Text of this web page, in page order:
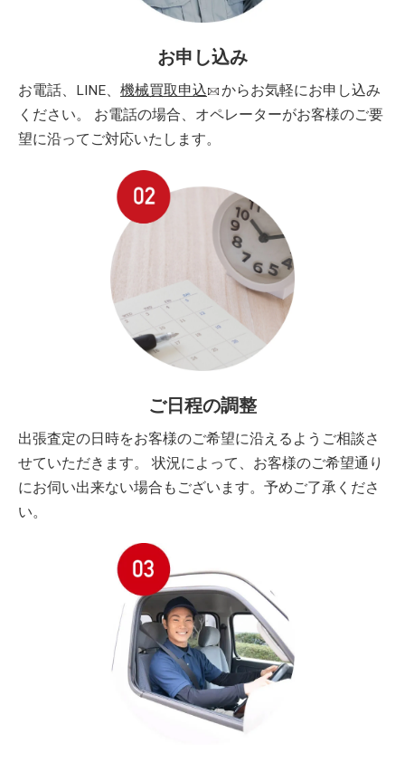
お申し込み
お電話、LINE、 機械買取申込
からお気軽にお申し込み
ください。 お電話の場合、オペレーターがお客様のご要
望に沿ってご対応いたします。
ご日程の調整
出張査定の日時をお客様のご希望に沿えるようご相談さ
せていただきます。 状況によって、お客様のご希望通り
にお伺い出来ない場合もございます。予めご了承くださ
い。